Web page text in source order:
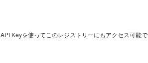
API Keyを使ってこのレジストリーにもアクセス可能